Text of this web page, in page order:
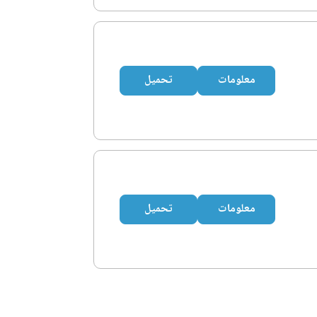
معلومات تحميل
معلومات تحميل